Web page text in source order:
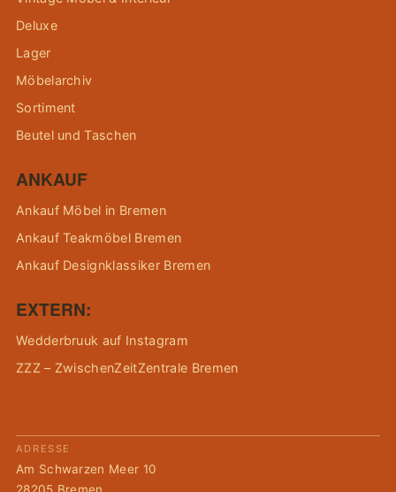
Deluxe
Lager
Möbelarchiv
Sortiment
Beutel und Taschen
ANKAUF
Ankauf Möbel in Bremen
Ankauf Teakmöbel Bremen
Ankauf Designklassiker Bremen
EXTERN:
Wedderbruuk auf Instagram
ZZZ – ZwischenZeitZentrale Bremen
ADRESSE
Am Schwarzen Meer 10